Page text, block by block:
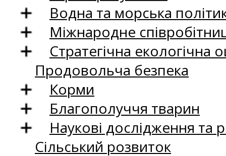
Водна та морська
Міжнародне
Стратегічна екологічна
Продовольча безпека
Корми
Благополуччя тварин
Наукові дослідження та
Сільський розвиток